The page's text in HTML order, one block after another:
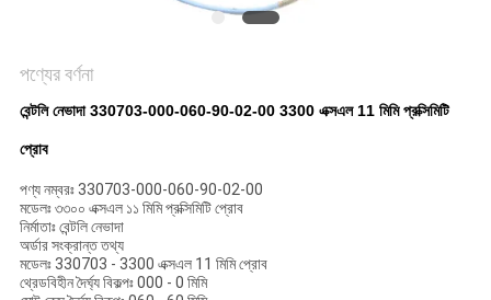
পণ্যের বর্ণনা
বেন্টলি নেভাদা 330703-000-060-90-02-00 3300 এক্সএল 11 মিমি প্রক্সিমিটি
প্রোব
পণ্য নম্বরঃ 330703-000-060-90-02-00
মডেলঃ ৩৩০০ এক্সএল ১১ মিমি প্রক্সিমিটি প্রোব
নির্মাতাঃ বেন্টলি নেভাদা
অর্ডার সংক্রান্ত তথ্য
মডেলঃ 330703 - 3300 এক্সএল 11 মিমি প্রোব
থ্রেডবিহীন দৈর্ঘ্য বিকল্পঃ 000 - 0 মিমি